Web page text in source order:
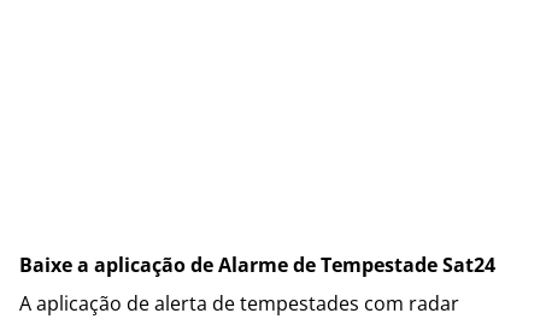
Baixe a aplicação de Alarme de Tempestade Sat24
A aplicação de alerta de tempestades com radar